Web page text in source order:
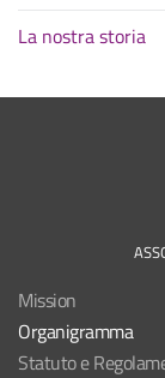
La nostra storia
Mission
Organigramma
Statuto e